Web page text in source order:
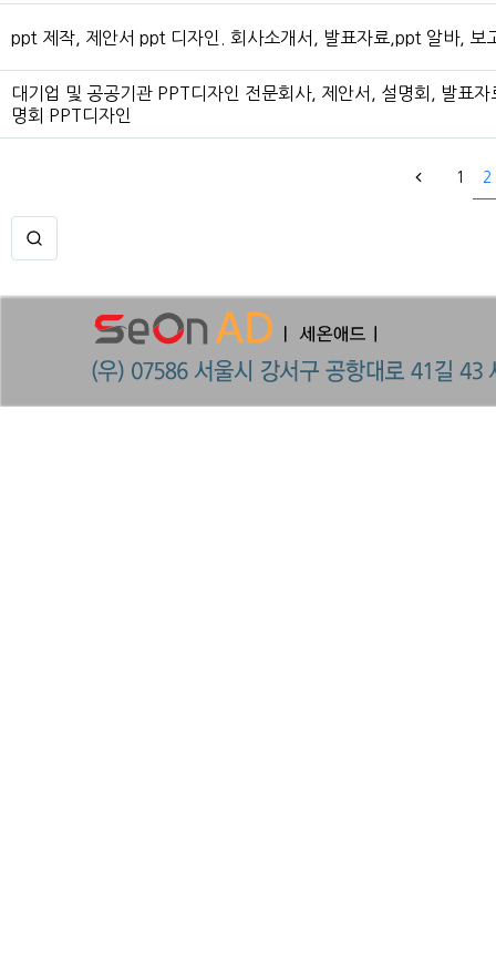
ppt 제작, 제안서 ppt 디자인. 회사소개서, 발표자료,ppt 알바, 보
대기업 및 공공기관 PPT디자인 전문회사, 제안서, 설명회, 발표
명회 PPT디자인
1 2